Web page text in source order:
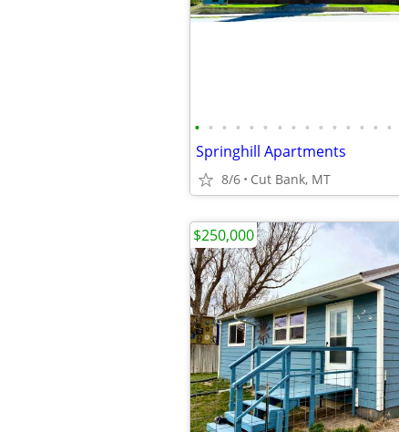
• • • • • • • • • • • • • • •
Springhill Apartments
8/6 Cut Bank, MT
$250,000